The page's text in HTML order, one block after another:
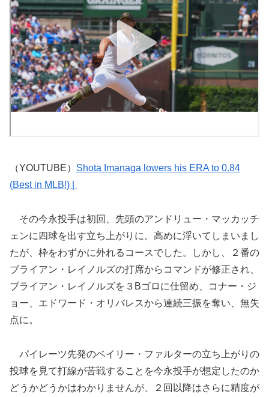
（YOUTUBE） Shota Imanaga lowers his ERA to 0.84
(Best in MLB!) |
その今永投手は初回、先頭のアンドリュー・マッカッチ
ェンに四球を出す立ち上がりに。高めに浮いてしまいまし
たが、枠をわずかに外れるコースでした。しかし、２番の
ブライアン・レイノルズの打席からコマンドが修正され、
ブライアン・レイノルズを３Bゴロに仕留め、コナー・ジ
ョー、エドワード・オリバレスから連続三振を奪い、無失
点に。
パイレーツ先発のベイリー・ファルターの立ち上がりの
投球を見て打線が苦戦することを今永投手が想定したのか
どうかどうかはわかりませんが、２回以降はさらに精度が